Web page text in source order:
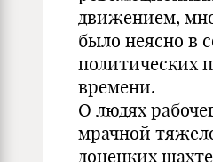
движением,
было неясно в
политических
времени.
О людях
мрачной
донецких